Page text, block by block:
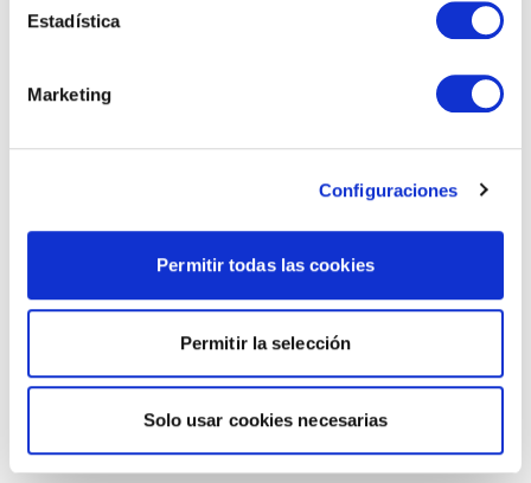
Estadística
Marketing
Configuraciones
Permitir todas las cookies
Permitir la selección
Solo usar cookies necesarias